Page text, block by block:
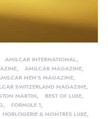
AMILCAR INTERNATIONAL
AMILCAR MAGAZINE
MEN'S MAGAZINE
SWITZERLAND MAGAZINE
MARTIN
BEST OF LUXE
FORMULE 1
HORLOGERIE & MONTRES LUXE